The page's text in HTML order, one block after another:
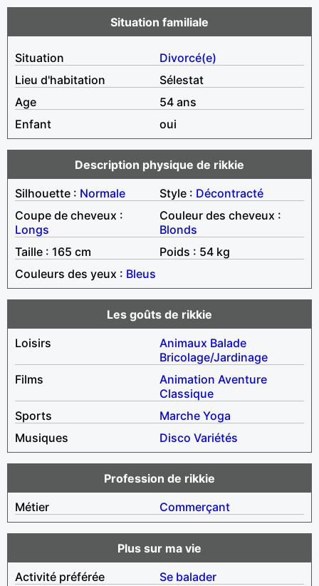
Situation familiale
Situation
Divorcé(e)
Lieu d'habitation
Sélestat
Age
54 ans
Enfant
oui
Description physique de rikkie
Silhouette : Normale Style : Décontracté
Coupe de cheveux :
Longs
Couleur des cheveux :
Blonds
Taille : 165 cm
Poids : 54 kg
Couleurs des yeux : Bleus
Les goûts de rikkie
Loisirs
Animaux Balade
Bricolage/Jardinage
Films
Animation Aventure
Classique
Sports
Marche Yoga
Musiques
Disco Variétés
Profession de rikkie
Métier
Commerçant
Plus sur ma vie
Activité préférée
Se balader